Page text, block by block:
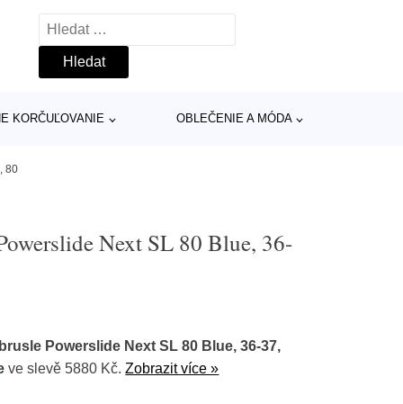
Vyhledávání
KORČUĽOVANIE OBLEČENIE A MÓDA
80
Next SL 80 Blue, 36-
Powerslide Next SL 80 Blue, 36-37,
ve slevě 5880 Kč.Zobrazit více »